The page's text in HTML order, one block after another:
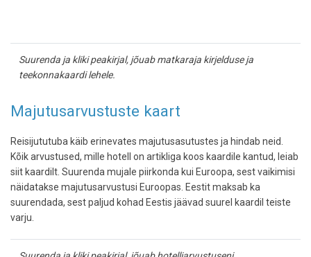
Suurenda ja kliki peakirjal, jõuab matkaraja kirjelduse ja
teekonnakaardi lehele.
Majutusarvustuste kaart
Reisijututuba käib erinevates majutusasutustes ja hindab neid.
Kõik arvustused, mille hotell on artikliga koos kaardile kantud, leiab
siit kaardilt. Suurenda mujale piirkonda kui Euroopa, sest vaikimisi
näidatakse majutusarvustusi Euroopas. Eestit maksab ka
suurendada, sest paljud kohad Eestis jäävad suurel kaardil teiste
varju.